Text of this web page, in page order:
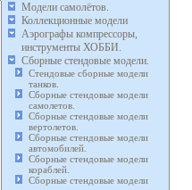
Модели самолётов.
Коллекционные модели
Аэрографы компрессоры,
инструменты ХОББИ.
Сборные стендовые модели.
Стендовые сборные модели
танков.
Сборные стендовые модели
самолетов.
Сборные стендовые модели
вертолетов.
Сборные стендовые модели
автомобилей.
Сборные стендовые модели
кораблей.
Сборные стендовые модели